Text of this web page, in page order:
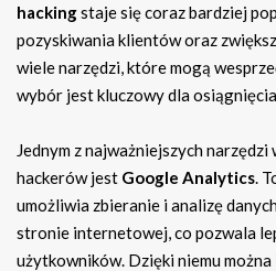
hackingstaje się coraz bardziej
pozyskiwania klientów oraz
wiele narzędzi, które mogą
wybór jest kluczowy dla
Jednym z najważniejszych
hackerów jest Google Analytics.
umożliwia zbieranie i analizę
stronie internetowej, co pozwala
użytkowników. Dzięki niemu